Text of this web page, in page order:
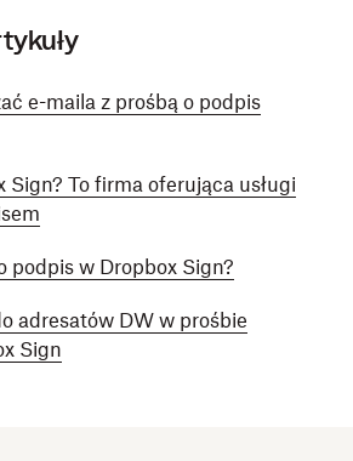
e-maila z prośbą o podpis
Sign? To firma oferująca usługi
podpis w Dropbox Sign?
adresatów DW w prośbie
Sign